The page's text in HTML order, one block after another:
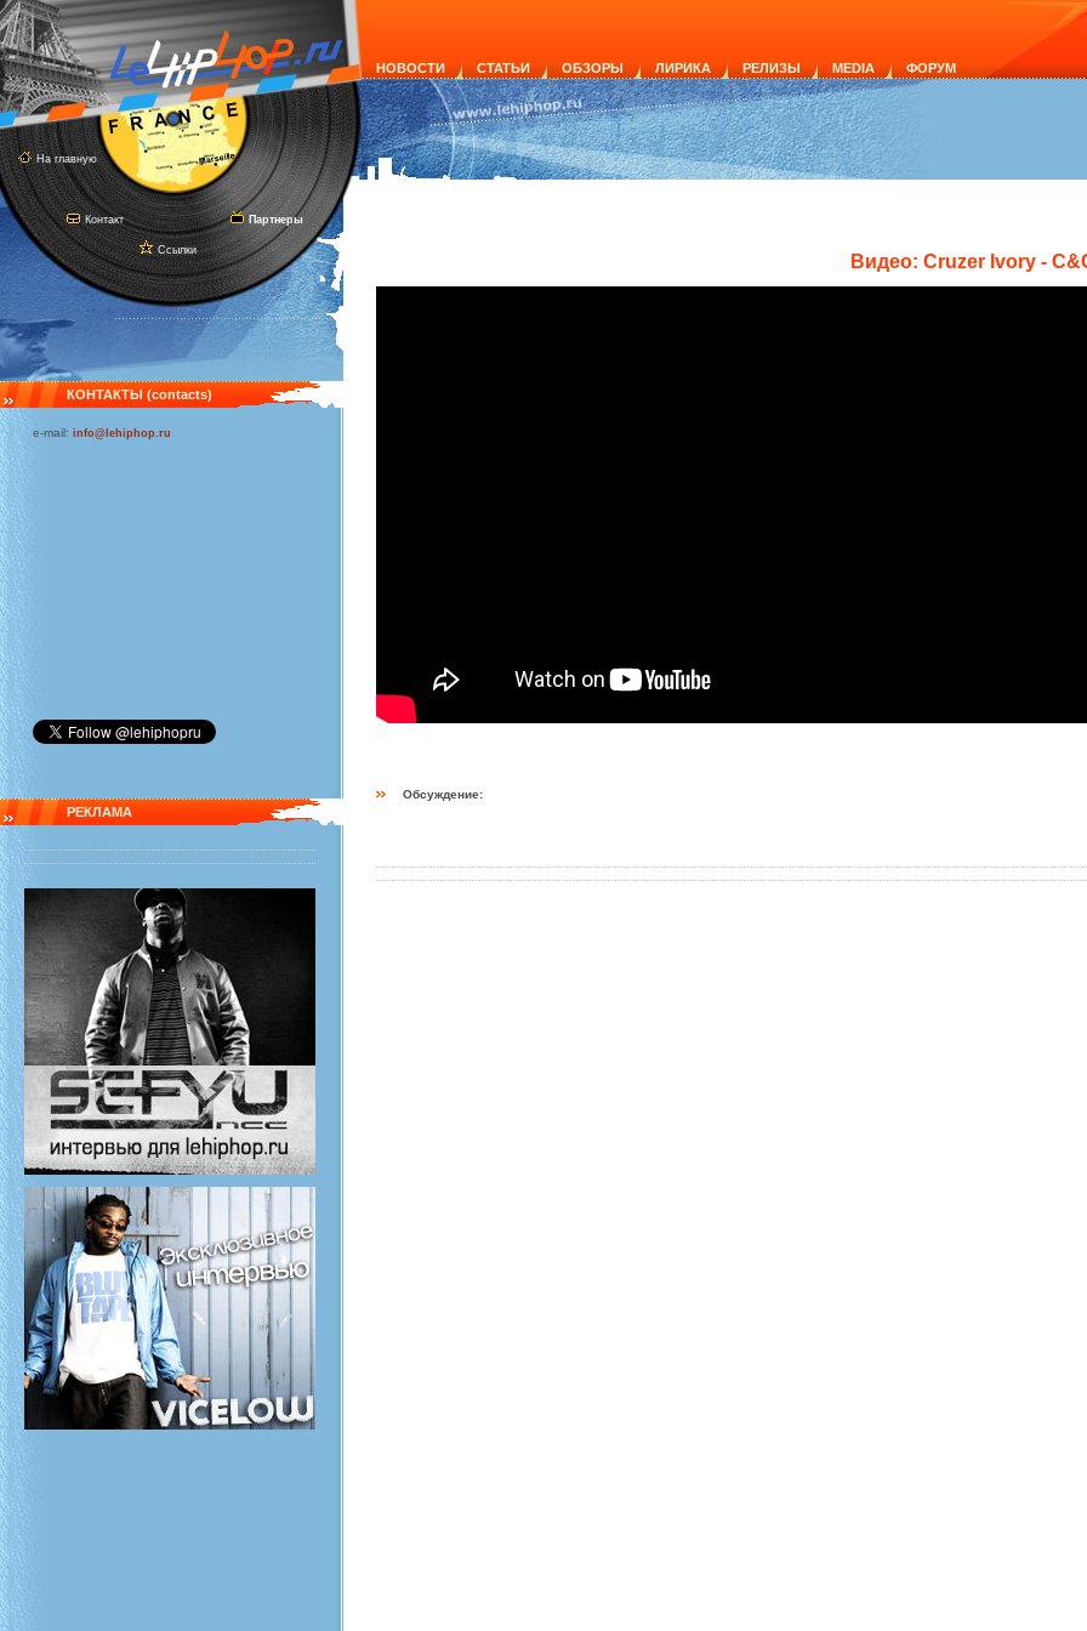
На главную
Контакт
Ссылки
Партнеры
НОВОСТИ СТАТЬИ ОБЗОРЫ ЛИРИКА РЕЛИЗЫ MEDIA ФОРУМ
КОНТАКТЫ (contacts)
e-mail: info@lehiphop.ru
РЕКЛАМА
Видео: Cruzer Ivory -
Обсуждение: